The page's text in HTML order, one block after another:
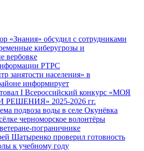
«Знания» обсудил с сотрудниками
киберугрозы и
вербовке
РТРС
занятости населения» в
информирует
I Всероссийский конкурс «МОЯ
2025-2026 гг.
подвоза воды в селе Окунёвка
черноморское волонтёры
пограничнике
Шатыренко проверил готовность
к учебному году